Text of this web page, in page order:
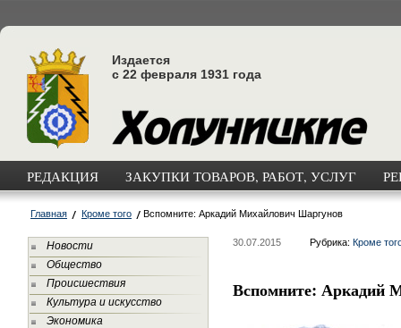
Издается
с 22 февраля 1931 года
РЕДАКЦИЯ ЗАКУПКИ ТОВАРОВ, РАБОТ, УСЛУГ
Главная Кроме того Вспомните: Аркадий Михайлович Шаргунов
Новости
Общество
Происшествия
Культура и искусство
Экономика
30.07.2015 Рубрика: Кроме
Вспомните: Аркадий